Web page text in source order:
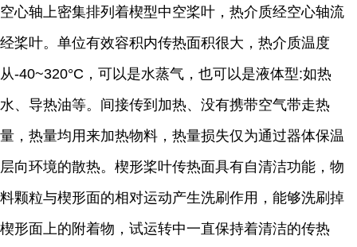
空心轴上密集排列着楔型中空桨叶，热介质经空心轴流
经桨叶。单位有效容积内传热面积很大，热介质温度
从-40~320°C，可以是水蒸气，也可以是液体型:如热
水、导热油等。间接传到加热、没有携带空气带走热
量，热量均用来加热物料，热量损失仅为通过器体保温
层向环境的散热。楔形桨叶传热面具有自清洁功能，物
料颗粒与楔形面的相对运动产生洗刷作用，能够洗刷掉
楔形面上的附着物，试运转中一直保持着清洁的传热